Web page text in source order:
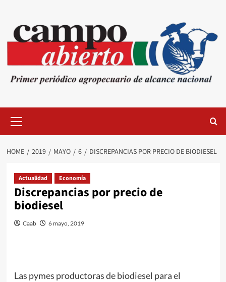
content
Menu
HOME 2019 MAYO 6 DISCREPANCIAS POR PRECIO DE BIODIESEL
Actualidad Economía
Discrepancias por precio de
biodiesel
Caab 6 mayo, 2019
Las pymes productoras de biodiesel para el